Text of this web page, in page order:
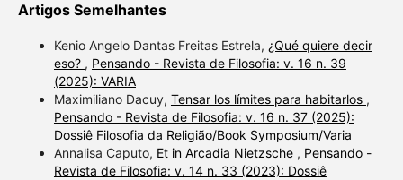
Artigos Semelhantes
Kenio Angelo Dantas Freitas Estrela, ¿Qué quiere decir
eso? , Pensando - Revista de Filosofia: v. 16 n. 39
(2025): VARIA
Maximiliano Dacuy, Tensar los límites para habitarlos ,
Pensando - Revista de Filosofia: v. 16 n. 37 (2025):
Dossiê Filosofia da Religião/Book Symposium/Varia
Annalisa Caputo, Et in Arcadia Nietzsche , Pensando -
Revista de Filosofia: v. 14 n. 33 (2023): Dossiê